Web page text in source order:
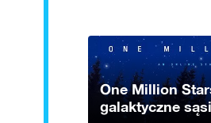
One Million
galaktyczne